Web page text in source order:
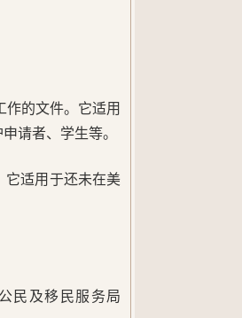
的文件。它适用
请者、学生等。
它适用于还未在美
民及移民服务局